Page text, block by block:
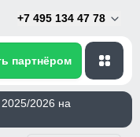
+7 495 134 47 78
партнёром
2026 на